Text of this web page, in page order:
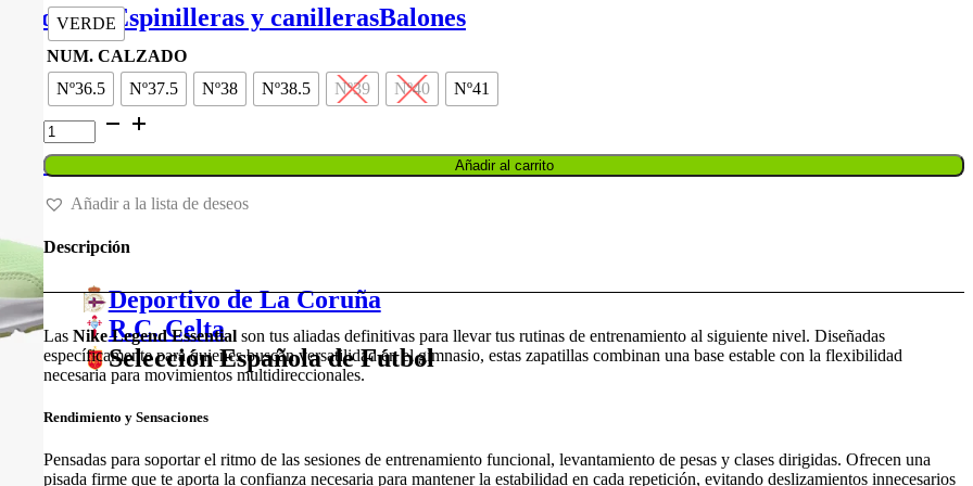
porteroEspinilleras y canillerasBalones
Balones
Deportivo de La Coruña
R.C. Celta
Selección Española de Fútbol
era:
70,00 €.
es:
VERDE
NUM. CALZADO
Nº36.5
Nº37.5 Nº38 Nº38.5 Nº39 Nº40
Nº41
ZAPATILLAS
NIKE
LEGEND
ESSENTIAL
cantidad
Añadir al carrito
Añadir a la lista de deseos
Descripción
Las Nike Legend Essential son tus aliadas definitivas para llevar tus rutinas de entrenamiento al siguiente nivel. Diseñadas
específicamente para quienes buscan versatilidad en el gimnasio, estas zapatillas combinan una base estable con la flexibilidad
necesaria para movimientos multidireccionales.
Rendimiento y Sensaciones
Pensadas para soportar el ritmo de las sesiones de entrenamiento funcional, levantamiento de pesas y clases dirigidas. Ofrecen una
pisada firme que te aporta la confianza necesaria para mantener la estabilidad en cada repetición, evitando deslizamientos innecesarios